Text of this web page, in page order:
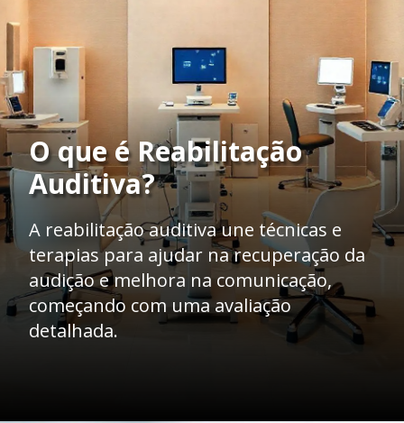
O que é Reabilitação
Auditiva?
A reabilitação auditiva une técnicas e
terapias para ajudar na recuperação da
audição e melhora na comunicação,
começando com uma avaliação
detalhada.